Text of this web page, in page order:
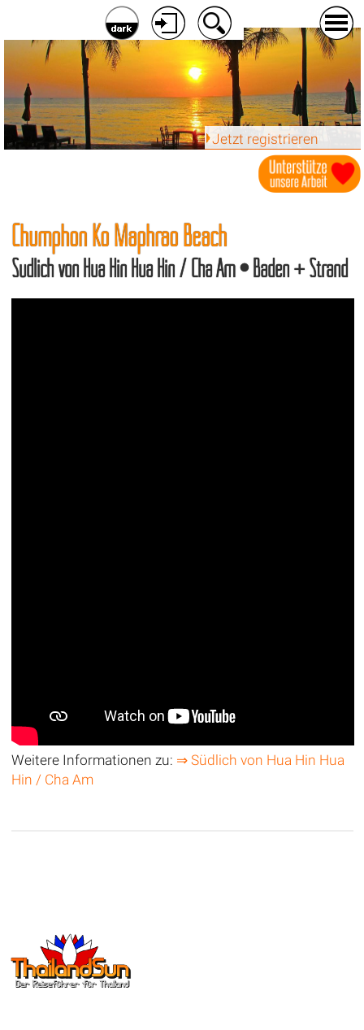
Jetzt registrieren
Chumphon Ko Maphrao Beach
Südlich von Hua Hin Hua Hin / Cha Am • Baden + Strand
Weitere Informationen zu: ⇒ Südlich von Hua Hin Hua
Hin / Cha Am